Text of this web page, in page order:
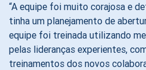
“A equipe foi muito corajosa e
tinha um planejamento de
equipe foi treinada utilizando
pelas lideranças experientes,
treinamentos dos novos